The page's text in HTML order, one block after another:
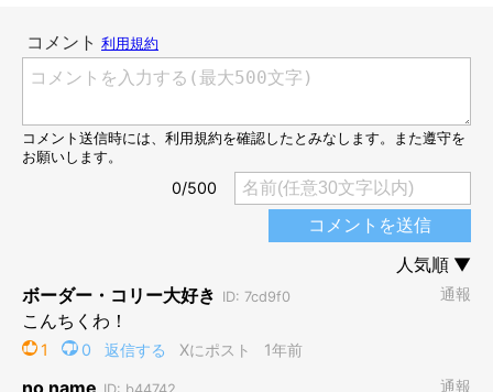
オス部門で第1位に輝いたのは「ソラ」
オス・メス総合部門でも第3位ランクインするなど、「ソラ」は